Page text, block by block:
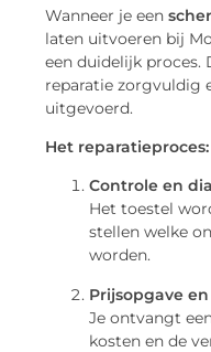
Wanneer je een
laten uitvoeren bij
een duidelijk
reparatie zorgvuldig
uitgevoerd.
Het reparatieproces:
Controle en
Het toestel
stellen welke
worden.
Prijsopgave
Je ontvangt
kosten en de